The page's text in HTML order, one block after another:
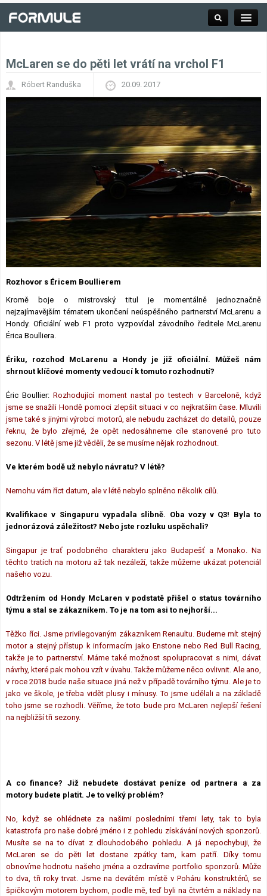
Kalendář F1
Výsledky F1
Týmy a jezdci F1
Okruhy F1
McLaren se do pěti let vrátí na vrchol F1
Róbert Randuška 20.09. 2017
Rozhovor s Éricem Boullierem
Kromě boje o mistrovský titul je momentálně jednoznačně
nejzajímavějším tématem ukončení neúspěšného partnerství McLarenu a
Hondy. Oficiální web F1 proto vyzpovídal závodního ředitele McLarenu
Érica Boulliera.
Ériku, rozchod McLarenu a Hondy je již oficiální. Můžeš nám
shrnout klíčové momenty vedoucí k tomuto rozhodnutí?
Éric Boullier:Rozhodující moment nastal po testech v Barceloně, když
jsme se snažili Hondě pomoci zlepšit situaci v co nejkratším čase. Mluvili
jsme také s jinými výrobci motorů, ale nebudu zacházet do detailů, pouze
řeknu, že bylo zřejmé, že opět nedosáhneme cíle stanovené pro tuto
sezonu. V létě jsme již věděli, že se musíme nějak rozhodnout.
Ve kterém bodě už nebylo návratu? V létě?
Nemohu vám říct datum, ale v létě nebylo splněno několik cílů.
Kvalifikace v Singapuru vypadala slibně. Oba vozy v Q3! Byla to
jednorázová záležitost? Nebo jste rozluku uspěchali?
Singapur je trať podobného charakteru jako Budapešť a Monako. Na
těchto tratích na motoru až tak nezáleží, takže můžeme ukázat potenciál
našeho vozu.
Odtržením od Hondy McLaren v podstatě přišel o status továrního
týmu a stal se zákazníkem. To je na tom asi to nejhorší...
Těžko říci. Jsme privilegovaným zákazníkem Renaultu. Budeme mít stejný
motor a stejný přístup k informacím jako Enstone nebo Red Bull Racing,
takže je to partnerství. Máme také možnost spolupracovat s nimi, dávat
návrhy, které pak mohou vzít v úvahu. Takže můžeme něco ovlivnit. Ale ano,
v roce 2018 bude naše situace jiná než v případě továrního týmu. Ale je to
jako ve škole, je třeba vidět plusy i mínusy. To jsme udělali a na základě
toho jsme se rozhodli. Věříme, že toto bude pro McLaren nejlepší řešení
na nejbližší tři sezony.
A co finance? Již nebudete dostávat peníze od partnera a za
motory budete platit. Je to velký problém?
No, když se ohlédnete za našimi posledními třemi lety, tak to byla
katastrofa pro naše dobré jméno i z pohledu získávání nových sponzorů.
Musíte se na to dívat z dlouhodobého pohledu. A já nepochybuji, že
McLaren se do pěti let dostane zpátky tam, kam patří. Díky tomu
obnovíme hodnotu našeho jména a ozdravíme portfolio sponzorů. Může
to dva, tři roky trvat. Jsme na devátém místě v Poháru konstruktérů, se
špičkovým motorem bychom, podle mě, teď byli na čtvrtém a náklady na